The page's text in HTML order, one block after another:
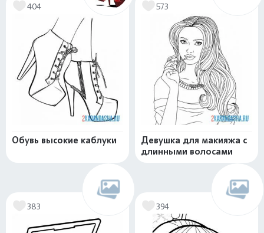
404
Обувь высокие каблуки
573
Девушка для макияжа с
длинными волосами
383 394